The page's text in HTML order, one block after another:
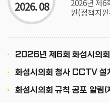
2026. 08
2026년 제6
원(정책지
장
화성시의회 규칙 공포 알림